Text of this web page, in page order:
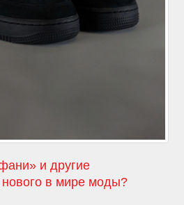
и другие
в мире моды?